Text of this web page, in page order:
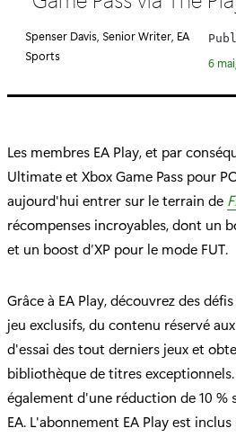
o
i
:
Spenser Davis, Senior Writer, EA
Sports
6
Les membres EA Play, et par
Ultimate et Xbox Game Pass pour
aujourd'hui entrer sur le terrain de
récompenses incroyables, dont un
et un boost d’XP pour le mode FUT.
Grâce à EA Play, découvrez des
jeu exclusifs, du contenu réservé
d'essai des tout derniers jeux et
bibliothèque de titres
également d'une réduction de 10
EA. L'abonnement EA Play est